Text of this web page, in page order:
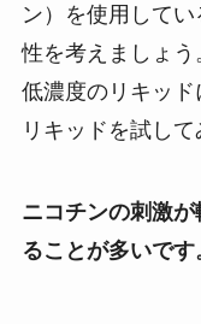
ン）を使用して
性を考えましょう
低濃度のリキッ
リキッドを試し
ニコチンの刺激
ることが多いです